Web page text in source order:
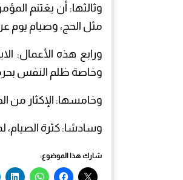
وثالثها: أن يغتنم
مثل الحج، وصيام يوم
ورابع هذه الأعمال:
وخاصة ظلم النفس
وخامسها: الإكثار من
وسادسًا: كثرة
شارك هذا الموضوع: